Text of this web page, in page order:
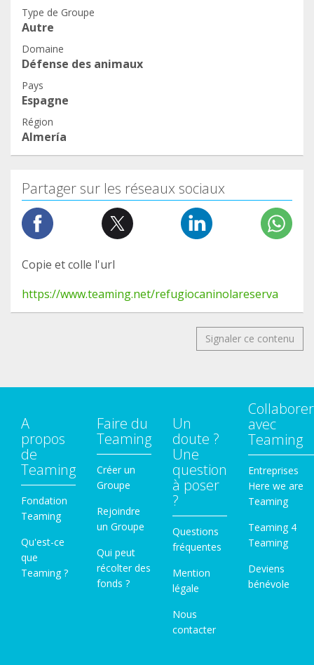
Type de Groupe
Autre
Domaine
Défense des animaux
Pays
Espagne
Région
Almería
Partager sur les réseaux sociaux
Copie et colle l'url
https://www.teaming.net/refugiocaninolareserva
Signaler ce contenu
A
propos
de
Teaming
Fondation
Teaming
Qu'est-ce
que
Teaming ?
Faire du
Teaming
Créer un
Groupe
Rejoindre
un Groupe
Qui peut
récolter des
fonds ?
Un
doute ?
Une
question
à poser
?
Questions
fréquentes
Mention
légale
Nous
contacter
Collaborer
avec
Teaming
Entreprises
Here we are
Teaming
Teaming 4
Teaming
Deviens
bénévole